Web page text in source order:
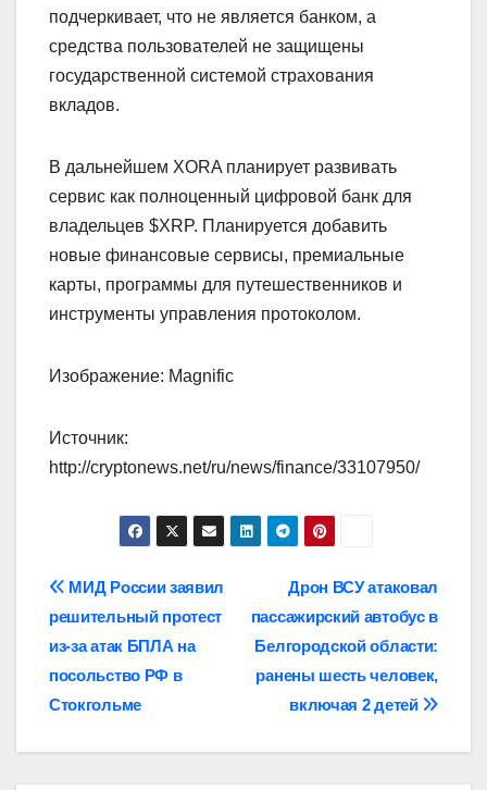
подчеркивает, что не является банком, а
средства пользователей не защищены
государственной системой страхования
вкладов.
В дальнейшем XORA планирует развивать
сервис как полноценный цифровой банк для
владельцев $XRP. Планируется добавить
новые финансовые сервисы, премиальные
карты, программы для путешественников и
инструменты управления протоколом.
Изображение: Magnific
Источник:
http://cryptonews.net/ru/news/finance/33107950/
Навигация
по
записям
Дрон ВСУ атаковал
пассажирский автобус в
Белгородской области:
ранены шесть человек,
включая 2 детей
МИД России заявил
решительный протест
из-за атак БПЛА на
посольство РФ в
Стокгольме